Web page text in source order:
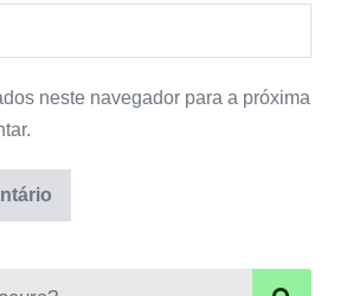
neste navegador para a próxima